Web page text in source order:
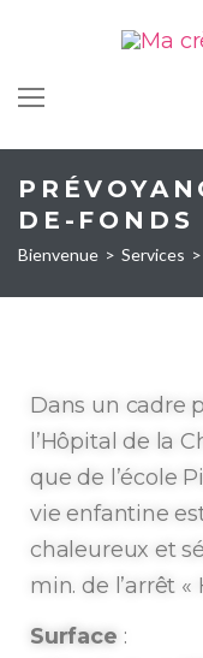
DE-FONDS
Bienvenue > Services >
Dans un cadre
l’Hôpital de la
que de l’école
vie enfantine
chaleureux et
min. de l’arrêt
Surface :